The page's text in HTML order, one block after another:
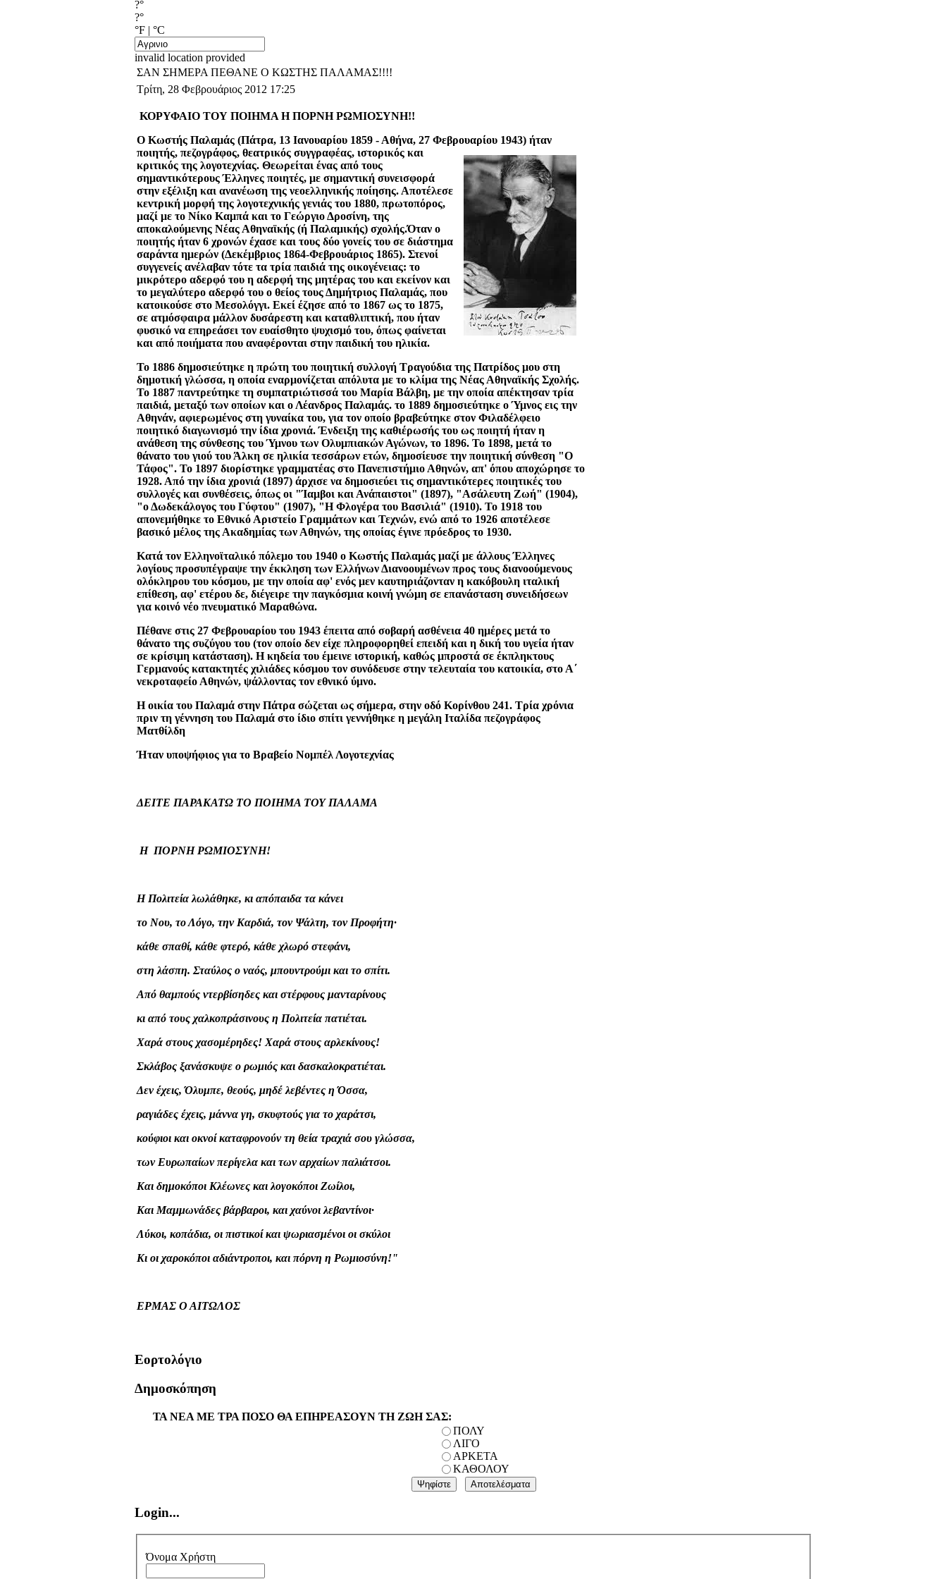
?°
?°
°F | °C
invalid location provided
ΣΑΝ ΣΗΜΕΡΑ ΠΕΘΑΝΕ Ο ΚΩΣΤΗΣ ΠΑΛΑΜΑΣ!!!!
Τρίτη, 28 Φεβρουάριος 2012 17:25
ΚΟΡΥΦΑΙΟ ΤΟΥ ΠΟΙΗΜΑ Η ΠΟΡΝΗ ΡΩΜΙΟΣΥΝΗ!!
Ο Κωστής Παλαμάς (Πάτρα, 13 Ιανουαρίου 1859 - Αθήνα, 27 Φεβρουαρίου 1943) ήταν
ποιητής, πεζογράφος, θεατρικός συγγραφέας, ιστορικός και
κριτικός της λογοτεχνίας. Θεωρείται ένας από τους
σημαντικότερους Έλληνες ποιητές, με σημαντική συνεισφορά
στην εξέλιξη και ανανέωση της νεοελληνικής ποίησης. Αποτέλεσε
κεντρική μορφή της λογοτεχνικής γενιάς του 1880, πρωτοπόρος,
μαζί με το Νίκο Καμπά και το Γεώργιο Δροσίνη, της
αποκαλούμενης Νέας Αθηναϊκής (ή Παλαμικής) σχολής.Όταν ο
ποιητής ήταν 6 χρονών έχασε και τους δύο γονείς του σε διάστημα
σαράντα ημερών (Δεκέμβριος 1864-Φεβρουάριος 1865). Στενοί
συγγενείς ανέλαβαν τότε τα τρία παιδιά της οικογένειας: το
μικρότερο αδερφό του η αδερφή της μητέρας του και εκείνον και
το μεγαλύτερο αδερφό του ο θείος τους Δημήτριος Παλαμάς, που
κατοικούσε στο Μεσολόγγι. Εκεί έζησε από το 1867 ως το 1875,
σε ατμόσφαιρα μάλλον δυσάρεστη και καταθλιπτική, που ήταν
φυσικό να επηρεάσει τον ευαίσθητο ψυχισμό του, όπως φαίνεται
και από ποιήματα που αναφέρονται στην παιδική του ηλικία.
Το 1886 δημοσιεύτηκε η πρώτη του ποιητική συλλογή Τραγούδια της Πατρίδος μου στη
δημοτική γλώσσα, η οποία εναρμονίζεται απόλυτα με το κλίμα της Νέας Αθηναϊκής Σχολής.
Το 1887 παντρεύτηκε τη συμπατριώτισσά του Μαρία Βάλβη, με την οποία απέκτησαν τρία
παιδιά, μεταξύ των οποίων και ο Λέανδρος Παλαμάς. το 1889 δημοσιεύτηκε ο Ύμνος εις την
Αθηνάν, αφιερωμένος στη γυναίκα του, για τον οποίο βραβεύτηκε στον Φιλαδέλφειο
ποιητικό διαγωνισμό την ίδια χρονιά. Ένδειξη της καθιέρωσής του ως ποιητή ήταν η
ανάθεση της σύνθεσης του Ύμνου των Ολυμπιακών Αγώνων, το 1896. Το 1898, μετά το
θάνατο του γιού του Άλκη σε ηλικία τεσσάρων ετών, δημοσίευσε την ποιητική σύνθεση "Ο
Τάφος". Το 1897 διορίστηκε γραμματέας στο Πανεπιστήμιο Αθηνών, απ' όπου αποχώρησε το
1928. Από την ίδια χρονιά (1897) άρχισε να δημοσιεύει τις σημαντικότερες ποιητικές του
συλλογές και συνθέσεις, όπως οι "Ίαμβοι και Ανάπαιστοι" (1897), "Ασάλευτη Ζωή" (1904),
"ο Δωδεκάλογος του Γύφτου" (1907), "Η Φλογέρα του Βασιλιά" (1910). Το 1918 του
απονεμήθηκε το Εθνικό Αριστείο Γραμμάτων και Τεχνών, ενώ από το 1926 αποτέλεσε
βασικό μέλος της Ακαδημίας των Αθηνών, της οποίας έγινε πρόεδρος το 1930.
Κατά τον Ελληνοϊταλικό πόλεμο του 1940 ο Κωστής Παλαμάς μαζί με άλλους Έλληνες
λογίους προσυπέγραψε την έκκληση των Ελλήνων Διανοουμένων προς τους διανοούμενους
ολόκληρου του κόσμου, με την οποία αφ' ενός μεν καυτηριάζονταν η κακόβουλη ιταλική
επίθεση, αφ' ετέρου δε, διέγειρε την παγκόσμια κοινή γνώμη σε επανάσταση συνειδήσεων
για κοινό νέο πνευματικό Μαραθώνα.
Πέθανε στις 27 Φεβρουαρίου του 1943 έπειτα από σοβαρή ασθένεια 40 ημέρες μετά το
θάνατο της συζύγου του (τον οποίο δεν είχε πληροφορηθεί επειδή και η δική του υγεία ήταν
σε κρίσιμη κατάσταση). Η κηδεία του έμεινε ιστορική, καθώς μπροστά σε έκπληκτους
Γερμανούς κατακτητές χιλιάδες κόσμου τον συνόδευσε στην τελευταία του κατοικία, στο Α΄
νεκροταφείο Αθηνών, ψάλλοντας τον εθνικό ύμνο.
Η οικία του Παλαμά στην Πάτρα σώζεται ως σήμερα, στην οδό Κορίνθου 241. Τρία χρόνια
πριν τη γέννηση του Παλαμά στο ίδιο σπίτι γεννήθηκε η μεγάλη Ιταλίδα πεζογράφος
Ματθίλδη
Ήταν υποψήφιος για το Βραβείο Νομπέλ Λογοτεχνίας
ΔΕΙΤΕ ΠΑΡΑΚΑΤΩ ΤΟ ΠΟΙΗΜΑ ΤΟΥ ΠΑΛΑΜΑ
Η ΠΟΡΝΗ ΡΩΜΙΟΣΥΝΗ!
Η Πολιτεία λωλάθηκε, κι απόπαιδα τα κάνει
το Νου, το Λόγο, την Καρδιά, τον Ψάλτη, τον Προφήτη·
κάθε σπαθί, κάθε φτερό, κάθε χλωρό στεφάνι,
στη λάσπη. Σταύλος ο ναός, μπουντρούμι και το σπίτι.
Από θαμπούς ντερβίσηδες και στέρφους μανταρίνους
κι από τους χαλκοπράσινους η Πολιτεία πατιέται.
Χαρά στους χασομέρηδες! Χαρά στους αρλεκίνους!
Σκλάβος ξανάσκυψε ο ρωμιός και δασκαλοκρατιέται.
Δεν έχεις, Όλυμπε, θεούς, μηδέ λεβέντες η Όσσα,
ραγιάδες έχεις, μάννα γη, σκυφτούς για το χαράτσι,
κούφιοι και οκνοί καταφρονούν τη θεία τραχιά σου γλώσσα,
των Ευρωπαίων περίγελα και των αρχαίων παλιάτσοι.
Και δημοκόποι Κλέωνες και λογοκόποι Ζωίλοι,
Και Μαμμωνάδες βάρβαροι, και χαύνοι λεβαντίνοι·
Λύκοι, κοπάδια, οι πιστικοί και ψωριασμένοι οι σκύλοι
Κι οι χαροκόποι αδιάντροποι, και πόρνη η Ρωμιοσύνη!"
ΕΡΜΑΣ Ο ΑΙΤΩΛΟΣ
Εορτολόγιο
Δημοσκόπηση
ΤΑ ΝΕΑ ΜΕ ΤΡΑ ΠΟΣΟ ΘΑ ΕΠΗΡΕΑΣΟΥΝ ΤΗ ΖΩΗ ΣΑΣ:
ΠΟΛΥ
ΛΙΓΟ
ΑΡΚΕΤΑ
ΚΑΘΟΛΟΥ
Login...
Όνομα Χρήστη